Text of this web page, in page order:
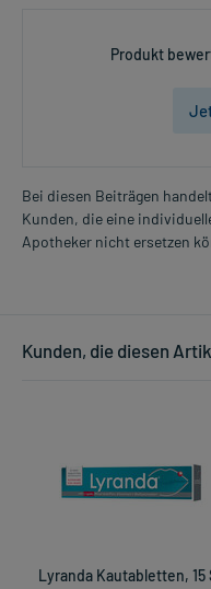
Produkt
Bei diesen Beiträgen
Kunden, die eine
Apotheker nicht ersetzen
Kunden, die diesen
Lyranda Kautabletten, 15